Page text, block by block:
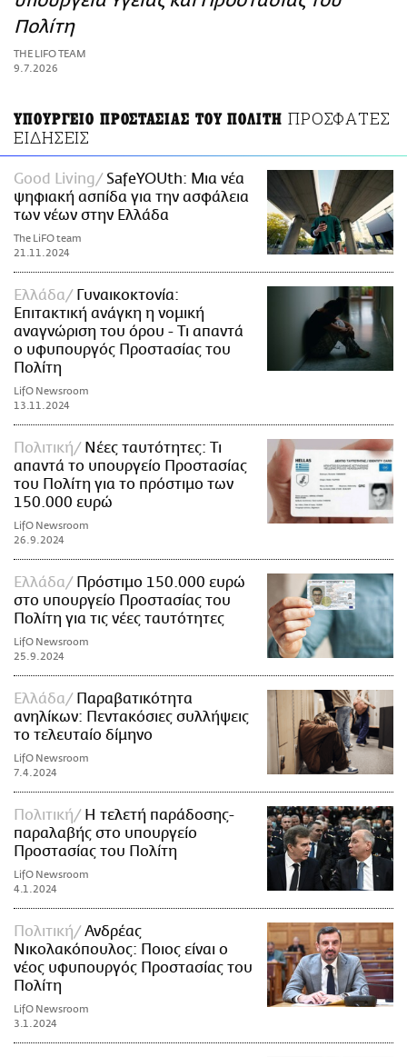
ΑΜΠΑ
PRINT
Πολίτη
THE LIFO TEAM
9.7.2026
ΥΠΟΥΡΓΕΙΟ ΠΡΟΣΤΑΣΙΑΣ ΤΟΥ ΠΟΛΙΤΗ ΠΡΟΣΦΑΤΕΣ
ΕΙΔΗΣΕΙΣ
Good Living
SafeYOUth: Μια νέα
ψηφιακή ασπίδα για την ασφάλεια
των νέων στην Ελλάδα
The LiFO team
21.11.2024
Ελλάδα
Γυναικοκτονία:
Επιτακτική ανάγκη η νομική
αναγνώριση του όρου - Τι απαντά
ο υφυπουργός Προστασίας του
Πολίτη
LifO Newsroom
13.11.2024
Πολιτική
Νέες ταυτότητες: Τι
απαντά το υπουργείο Προστασίας
του Πολίτη για το πρόστιμο των
150.000 ευρώ
LifO Newsroom
26.9.2024
Ελλάδα
Πρόστιμο 150.000 ευρώ
στο υπουργείο Προστασίας του
Πολίτη για τις νέες ταυτότητες
LifO Newsroom
25.9.2024
Ελλάδα
Παραβατικότητα
ανηλίκων: Πεντακόσιες συλλήψεις
το τελευταίο δίμηνο
LifO Newsroom
7.4.2024
Πολιτική
Η τελετή παράδοσης-
παραλαβής στο υπουργείο
Προστασίας του Πολίτη
LifO Newsroom
4.1.2024
Πολιτική
Ανδρέας
Νικολακόπουλος: Ποιος είναι ο
νέος υφυπουργός Προστασίας του
Πολίτη
LifO Newsroom
3.1.2024